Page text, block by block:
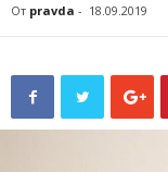
От pravda - 18.09.2019